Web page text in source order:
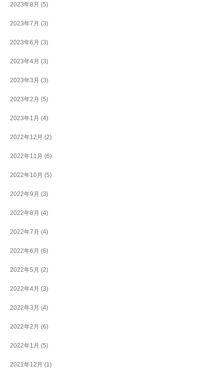
2023年8月 (5)
2023年7月 (3)
2023年6月 (3)
2023年4月 (3)
2023年3月 (3)
2023年2月 (5)
2023年1月 (4)
2022年12月 (2)
2022年11月 (6)
2022年10月 (5)
2022年9月 (3)
2022年8月 (4)
2022年7月 (4)
2022年6月 (6)
2022年5月 (2)
2022年4月 (3)
2022年3月 (4)
2022年2月 (6)
2022年1月 (5)
2021年12月 (1)